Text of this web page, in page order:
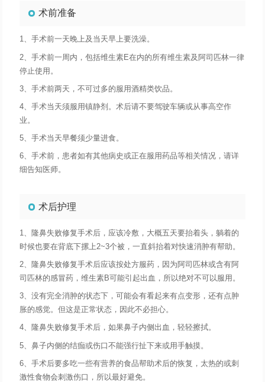
术前准备
1、手术前一天晚上及当天早上要洗澡。
2、手术前一周内，包括维生素E在内的所有维生素及阿司匹林一律
停止使用。
3、手术前两天，不可过多的服用酒精类饮品。
4、手术当天须服用镇静剂。术后请不要驾驶车辆或从事高空作
业。
5、手术当天早餐须少量进食。
6、手术前，患者如有其他病史或正在服用药品等相关情况，请详
细告知医师。
术后护理
1、隆鼻失败修复手术后，应该冷敷，大概五天要抬着头，躺着的
时候也要在背底下摞上2~3个被，一直斜抬着对快速消肿有帮助。
2、隆鼻失败修复手术后应该按处方服药，因为阿司匹林或含有阿
司匹林的感冒药，维生素B可能引起出血，所以绝对不可以服用。
3、没有完全消肿的状态下，可能会有看起来有点变形，还有点肿
胀的感觉。但这是正常状态，因此不必担心。
4、隆鼻失败修复手术后，如果鼻子内侧出血，轻轻擦拭。
5、鼻子内侧的结痂或伤口不能强行扯下来或用手触摸。
6、手术后要多吃一些有营养的食品帮助术后的恢复，太热的或刺
激性食物会刺激伤口，所以最好避免。